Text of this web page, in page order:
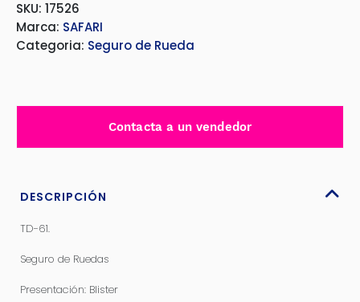
SKU: 17526
Marca: SAFARI
Categoria: Seguro de Rueda
Contacta a un vendedor
DESCRIPCIÓN
TD-61.
Seguro de Ruedas
Presentación: Blister